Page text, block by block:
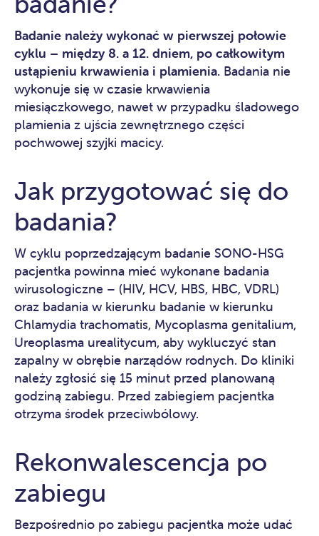
Badanie należy wykonać w pierwszej połowie
cyklu – między 8. a 12. dniem, po całkowitym
ustąpieniu krwawienia i plamienia. Badania nie
wykonuje się w czasie krwawienia
miesiączkowego, nawet w przypadku śladowego
plamienia z ujścia zewnętrznego części
pochwowej szyjki macicy.
Jak przygotować się do
badania?
W cyklu poprzedzającym badanie SONO-HSG
pacjentka powinna mieć wykonane badania
wirusologiczne – (HIV, HCV, HBS, HBC, VDRL)
oraz badania w kierunku badanie w kierunku
Chlamydia trachomatis, Mycoplasma genitalium,
Ureoplasma urealitycum, aby wykluczyć stan
zapalny w obrębie narządów rodnych. Do kliniki
należy zgłosić się 15 minut przed planowaną
godziną zabiegu. Przed zabiegiem pacjentka
otrzyma środek przeciwbólowy.
Rekonwalescencja po
zabiegu
Bezpośrednio po zabiegu pacjentka może udać